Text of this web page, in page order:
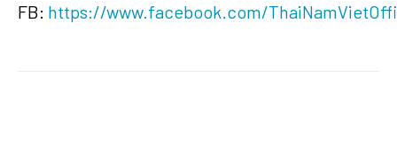
FB: https://www.facebook.com/